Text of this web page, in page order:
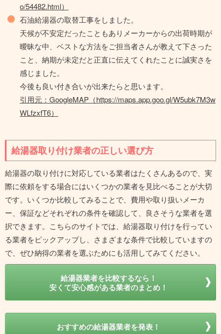
o/54482.html）
石油給湯器の取替工事をしました。
天候が不安定だったこともありメーカーからの出荷時期が
曖昧な中、ベストな方法をご担当者さんが教えて下さった
こと、納期が未定だと正直に伝えてくれたことに誠実さを
感じました。
今後も良い付き合いが出来たらと思います。
引用元：GoogleMAP（https://maps.app.goo.gl/W5ubk7M3w
WLfzxfT6）
給湯器取り付け業者の正しい選び方
給湯器の取り付けに対応している業者はたくさんあるので、実
際に依頼をする場合にはいくつかの業者を見比べることが大切
です。いくつか比較してみることで、費用や取り扱いメーカ
ー、保証などそれぞれの条件を確認して、良さそうな業者を選
択できます。こちらのサイトでは、給湯器取り付けを行ってい
る業者をピックアップし、さまざまな条件で比較していますの
で、ぜひ納得の業者を選ぶためにも活用してみてください。
給湯器業者を比較するなら！
安くて安心感がある業者のまとめ！
おすすめの給湯器業者を発表！